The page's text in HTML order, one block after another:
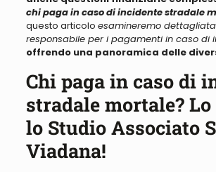
chi paga in caso di incidente stradale
questo articolo esamineremo
responsabile per i pagamenti in caso di
offrendo una panoramica delle
Chi paga in caso di
stradale mortale? Lo
lo Studio Associato
Viadana!